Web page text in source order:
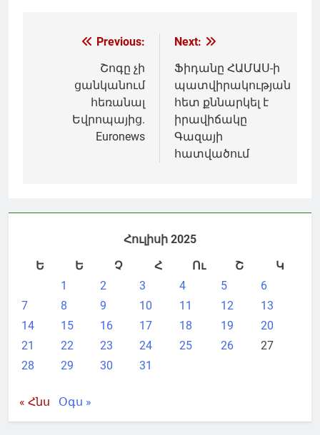
Գրառումների
նավարկումը
Previous:
Շոգը չի
ցանկանում
հեռանալ
Եվրոպայից.
Euronews
Next:
Ֆիդանը ՀԱՄԱՍ-ի
պատվիրակության
հետ քննարկել է
իրավիճակը
Գազայի
հատվածում
Հուլիսի 2025
Ե
Ե Չ Հ Ու Շ
Կ
1
2 3 4 5
6
7
8 9 10 11 12
13
14
15 16 17 18 19
20
21
22 23 24 25 26
27
28
29 30 31
« Հնս Օգս »